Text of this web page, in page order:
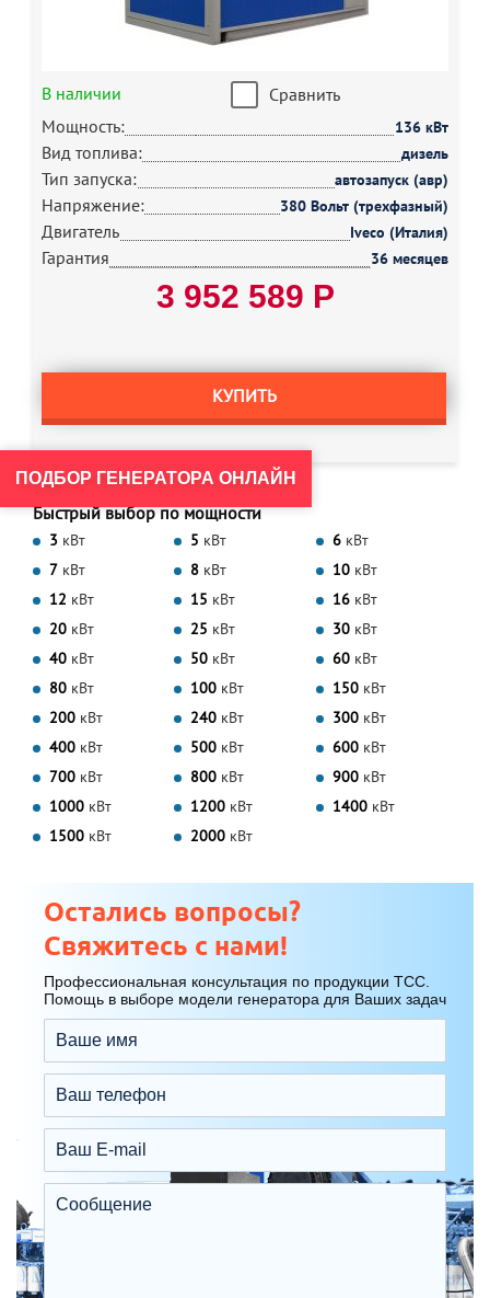
В наличии
Сравнить
Мощность:
136 кВт
Вид топлива: дизель
Тип запуска: автозапуск (авр)
Напряжение: 380 Вольт (трехфазный)
Двигатель Iveco (Италия)
Гарантия 36 месяцев
3 952 589 Р
КУПИТЬ
Быстрый выбор по мощности
3 кВт 5 кВт 6 кВт
7 кВт 8 кВт 10 кВт
12 кВт 15 кВт 16 кВт
20 кВт 25 кВт 30 кВт
40 кВт 50 кВт 60 кВт
80 кВт 100 кВт 150 кВт
200 кВт 240 кВт 300 кВт
400 кВт 500 кВт 600 кВт
700 кВт 800 кВт 900 кВт
1000 кВт 1200 кВт 1400 кВт
1500 кВт 2000 кВт
Остались вопросы?
Свяжитесь с нами!
Профессиональная консультация по продукции ТСС.
Помощь в выборе модели генератора для Ваших задач
ПОДБОР ГЕНЕРАТОРА ОНЛАЙН